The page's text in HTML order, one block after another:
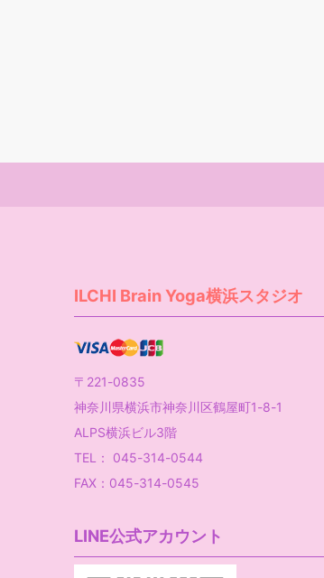
ILCHI Brain Yoga横浜スタジオ
〒221-0835
神奈川県横浜市神奈川区鶴屋町1-8-1
ALPS横浜ビル3階
TEL： 045-314-0544
FAX：045-314-0545
LINE公式アカウント